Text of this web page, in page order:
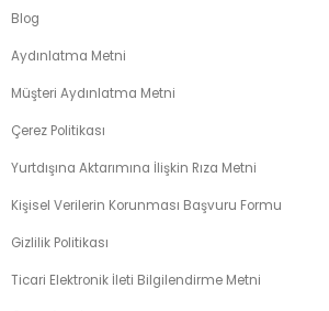
Blog
Aydınlatma Metni
Müşteri Aydınlatma Metni
Çerez Politikası
Yurtdışına Aktarımına İlişkin Rıza Metni
Kişisel Verilerin Korunması Başvuru Formu
Gizlilik Politikası
Ticari Elektronik İleti Bilgilendirme Metni